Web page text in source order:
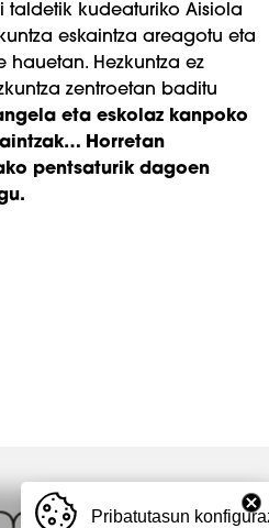
kudeaturiko Aisiola
eskaintza areagotu eta
Hezkuntza ez
zentroetan baditu
eta eskolaz kanpoko
Horretan
pentsaturik dagoen
Pribatutasun